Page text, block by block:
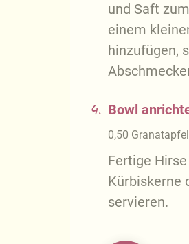
und Saft
einem
hinzufügen,
4. Bowl
0,50
Fertige
Kürbiskerne
servieren.